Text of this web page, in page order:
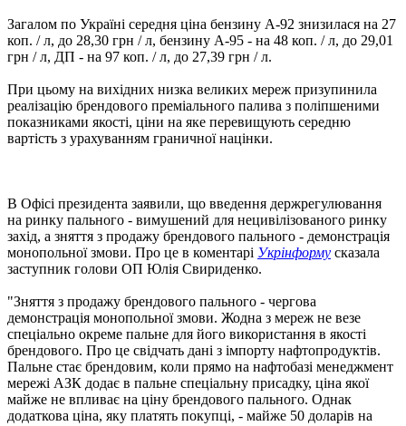
Загалом по Україні середня ціна бензину А-92 знизилася на 27
коп. / л, до 28,30 грн / л, бензину А-95 - на 48 коп. / л, до 29,01
грн / л, ДП - на 97 коп. / л, до 27,39 грн / л.
При цьому на вихідних низка великих мереж призупинила
реалізацію брендового преміального палива з поліпшеними
показниками якості, ціни на яке перевищують середню
вартість з урахуванням граничної націнки.
В Офісі президента заявили, що введення держрегулювання
на ринку пального - вимушений для нецивілізованого ринку
захід, а зняття з продажу брендового пального - демонстрація
монопольної змови. Про це в коментарі Укрінформу сказала
заступник голови ОП Юлія Свириденко.
"Зняття з продажу брендового пального - чергова
демонстрація монопольної змови. Жодна з мереж не везе
спеціально окреме пальне для його використання в якості
брендового. Про це свідчать дані з імпорту нафтопродуктів.
Пальне стає брендовим, коли прямо на нафтобазі менеджмент
мережі АЗК додає в пальне спеціальну присадку, ціна якої
майже не впливає на ціну брендового пального. Однак
додаткова ціна, яку платять покупці, - майже 50 доларів на